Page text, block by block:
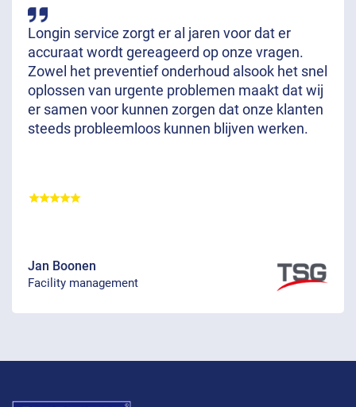
Longin service zorgt er al jaren voor dat er
accuraat wordt gereageerd op onze vragen.
Zowel het preventief onderhoud alsook het snel
oplossen van urgente problemen maakt dat wij
er samen voor kunnen zorgen dat onze klanten
steeds probleemloos kunnen blijven werken.
Jan Boonen
Facility management